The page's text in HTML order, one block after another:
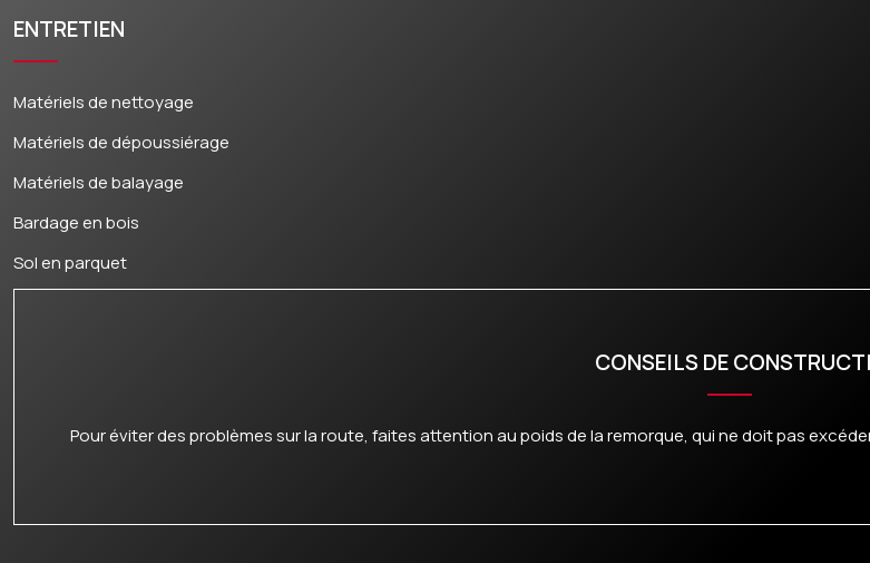
ENTRETIEN
Matériels de nettoyage
Matériels de dépoussiérage
Matériels de balayage
Bardage en bois
Sol en parquet
CONSEILS DE
Pour éviter des problèmes sur la route, faites attention au poids de la remorque, qui ne doit pas